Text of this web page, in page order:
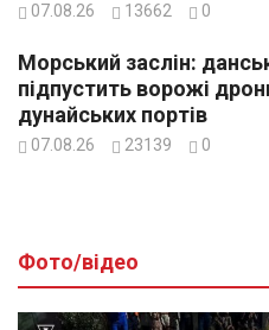
07.08.26 13662 0
Морський заслін:
підпустить ворожі
дунайських портів
07.08.26 23139 0
Фото/відео